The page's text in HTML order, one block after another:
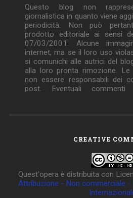
giornalistica in quanto viene
periodicità. Non può
prodotto editoriale ai sensi
07/03/2001. Alcune
internet, ma se il loro uso
si comunichi alle autrici del
alla loro pronta rimozione. Le
non essere responsabili dei
post. Eventuali
dell'immagine o dell'onorabilità
CREATIVE
Quest'opera è distribuita con
Attribuzione - Non commerciale -